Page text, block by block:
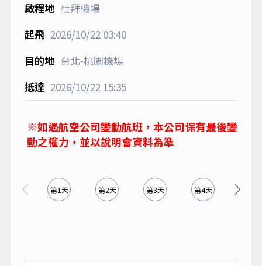
杜拜機場
2026/10/2203:40
台北-桃園機場
2026/10/2215:35
※如遇航空公司變動航班，本公司保有最後變
動之權力，並以說明會資料為準
第1天 第2天 第3天 第4天